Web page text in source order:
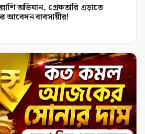
অভিযান, গ্রেফতারি এড়াতে
আবেদন ব্যবসায়ীর!